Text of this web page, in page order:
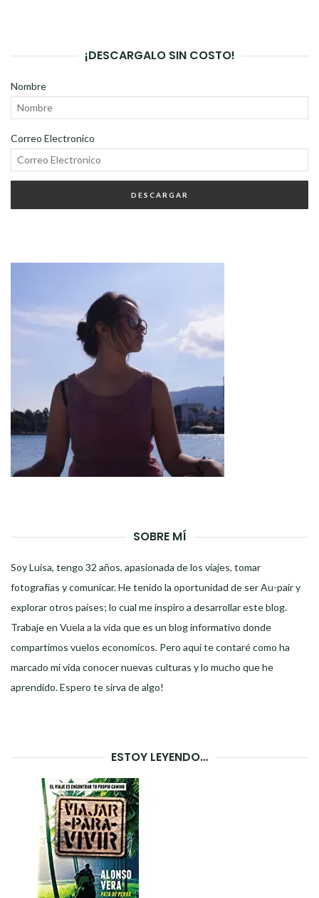
¡DESCARGALO SIN COSTO!
Nombre
Correo Electronico
SOBRE MÍ
Soy Luisa, tengo 32 años, apasionada de los viajes, tomar
fotografías y comunicar. He tenido la oportunidad de ser Au-pair y
explorar otros países; lo cual me inspiro a desarrollar este blog.
Trabaje en Vuela a la vida que es un blog informativo donde
compartimos vuelos economicos. Pero aquí te contaré como ha
marcado mi vida conocer nuevas culturas y lo mucho que he
aprendido. Espero te sirva de algo!
ESTOY LEYENDO…